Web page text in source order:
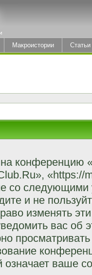
Макроистории Статьи
конференцию
«https://
со
и не
изменять
вас об
означает ваше